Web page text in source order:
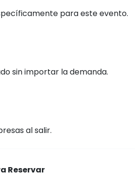
para este evento.
sin importar la demanda.
al salir.
Reservar